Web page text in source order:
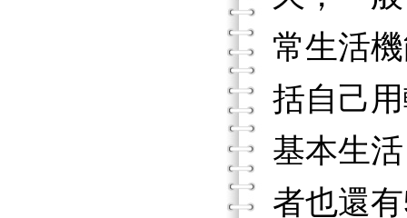
常生活
括自己
基本生
者也還